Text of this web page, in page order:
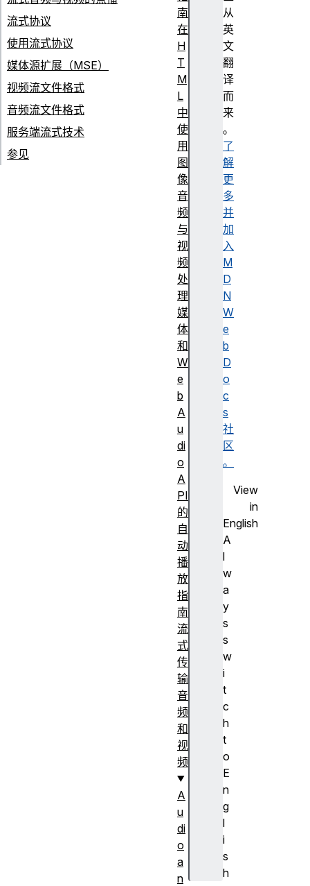
从
英
文
翻
译
而
来
。
了
解
更
多
并
加
入
M
D
N
W
e
b
D
o
c
s
社
区
。
View
in
English
A
l
w
a
y
s
s
w
i
t
c
h
t
o
E
n
g
l
i
s
h
流式协议
使用流式协议
媒体源扩展（MSE）
视频流文件格式
音频流文件格式
服务端流式技术
参见
南
在
H
T
M
L
中
使
用
图
像
音
频
与
视
频
处
理
媒
体
和
W
e
b
A
u
di
o
A
PI
的
自
动
播
放
指
南
流
式
传
输
音
频
和
视
频
A
u
di
o
a
n